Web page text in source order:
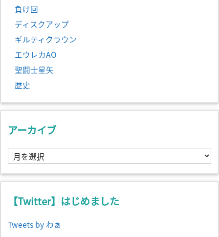
負け回
ディスクアップ
ギルティクラウン
エウレカAO
聖闘士星矢
歴史
アーカイブ
ア
ー
カ
ブ【Twitter】はじめました
Tweets by わぁ